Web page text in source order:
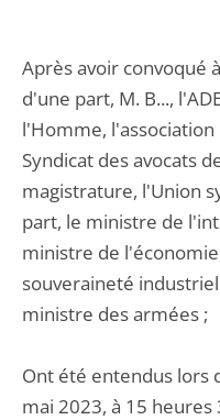
Après avoir convoqué
d'une part, M. B...,
l'Homme,
Syndicat des avocats
magistrature, l'Union
part, le ministre de
ministre de
souveraineté
ministre des armées ;
Ont été entendus lors
mai 2023, à 15 heures